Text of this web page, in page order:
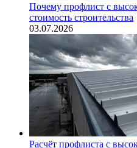
Почему профлист с
стоимость строительства
03.07.2026
Расчёт профлиста с